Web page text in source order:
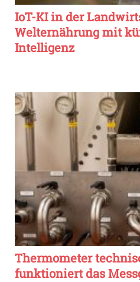
IoT-KI in der
Welternährung mit
Intelligenz
Thermometer
funktioniert das